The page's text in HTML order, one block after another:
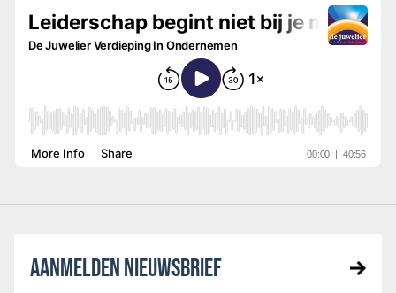
AANMELDEN NIEUWSBRIEF